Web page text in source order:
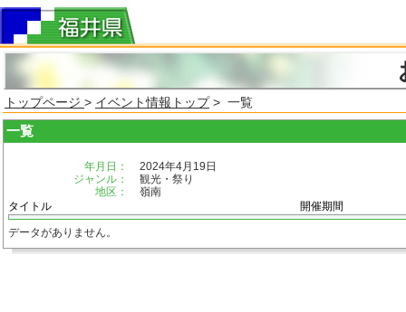
トップページ > イベント情報トップ> 一覧
一覧
年月日：
2024年4月19日
ジャンル：
観光・祭り
地区：
嶺南
タイトル
開催期間
データがありません。